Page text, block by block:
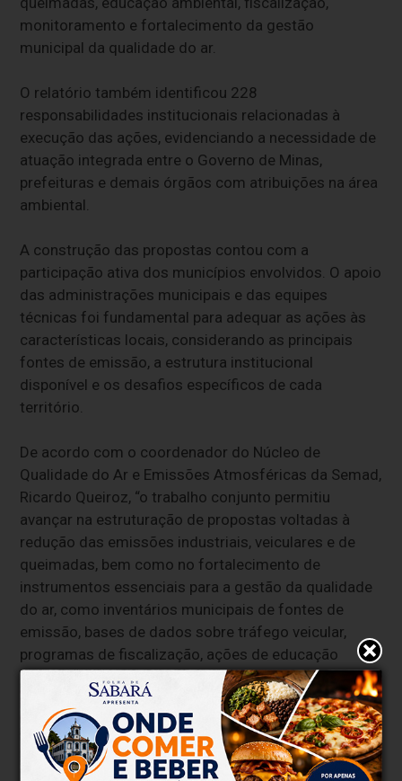
monitoramento e fortalecimento da gestão
municipal da qualidade do ar.
O relatório também identificou 228
responsabilidades institucionais relacionadas à
execução das ações, evidenciando a necessidade de
atuação integrada entre o Governo de Minas,
prefeituras e demais órgãos com atribuições na área
ambiental.
A construção das propostas contou com a
participação ativa dos municípios envolvidos. O apoio
das administrações municipais e das equipes
técnicas foi fundamental para adequar as ações às
características locais, considerando as principais
fontes de emissão, a estrutura institucional
disponível e os desafios específicos de cada
território.
De acordo com o coordenador do Núcleo de
Qualidade do Ar e Emissões Atmosféricas da Semad,
Ricardo Queiroz, “o trabalho conjunto permitiu
avançar na estruturação de propostas voltadas à
redução das emissões industriais, veiculares e de
queimadas, bem como no fortalecimento de
instrumentos essenciais para a gestão da qualidade
do ar, como inventários municipais de fontes de
emissão, bases de dados sobre tráfego veicular,
programas de fiscalização, ações de educação
ambiental e iniciativas de prevenção e controle de
emissões”.